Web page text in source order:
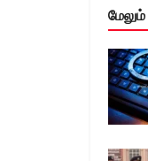
மேலும்